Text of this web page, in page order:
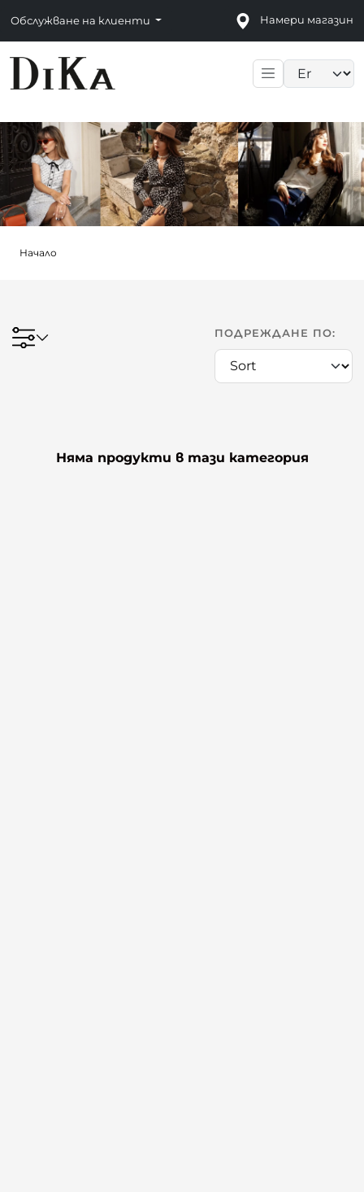
Обслужване на клиенти Намери магазин
Начало
ПОДРЕЖДАНЕ ПО:
Няма продукти в тази категория